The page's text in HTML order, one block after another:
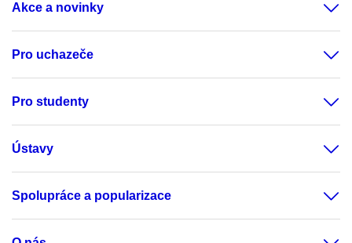
Akce a novinky
Pro uchazeče
Pro studenty
Ústavy
Spolupráce a popularizace